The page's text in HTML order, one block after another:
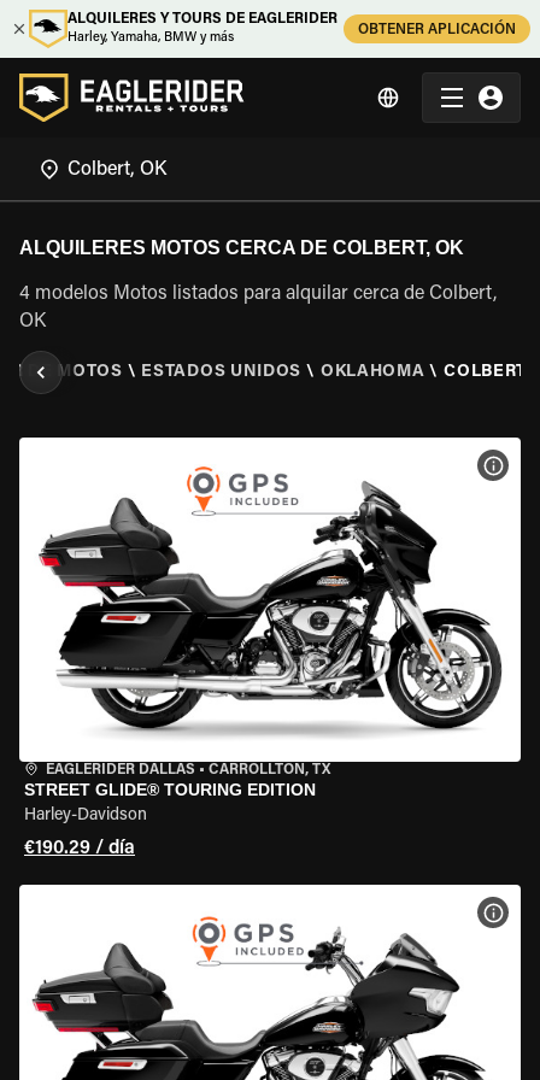
ALQUILERES Y TOURS DE EAGLERIDER
Harley, Yamaha, BMW y más
OBTENER APLICACIÓN
ALQUILERES MOTOS CERCA DE COLBERT, OK
4 modelos Motos listados para alquilar cerca de Colbert,
OK
DE MOTOS \ ESTADOS UNIDOS \ OKLAHOMA \ COLBERT,
EAGLERIDER DALLAS • CARROLLTON, TX
STREET GLIDE® TOURING EDITION
Harley-Davidson
€190.29 / día
VER
VER